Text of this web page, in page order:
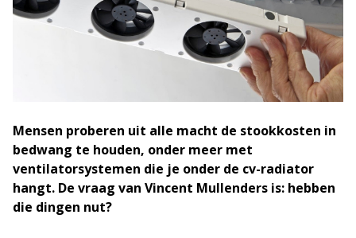
Mensen proberen uit alle macht de stookkosten in
bedwang te houden, onder meer met
ventilatorsystemen die je onder de cv-radiator
hangt. De vraag van Vincent Mullenders is: hebben
die dingen nut?